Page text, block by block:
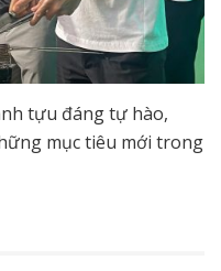
tựu đáng tự hào,
mục tiêu mới trong